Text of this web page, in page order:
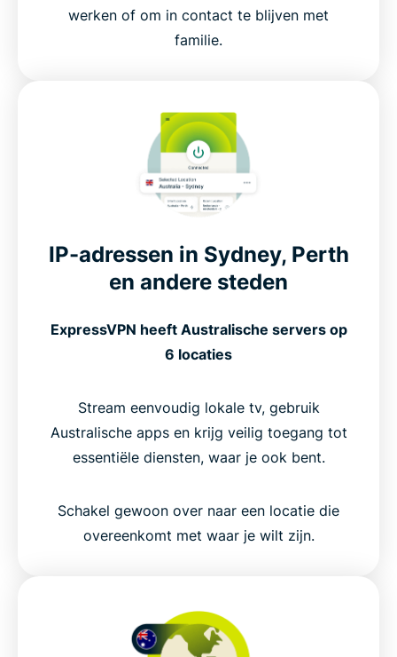
werken of om in contact te blijven met
familie.
IP-adressen in Sydney, Perth
en andere steden
ExpressVPN heeft Australische servers op
6 locaties
Stream eenvoudig lokale tv, gebruik
Australische apps en krijg veilig toegang tot
essentiële diensten, waar je ook bent.
Schakel gewoon over naar een locatie die
overeenkomt met waar je wilt zijn.